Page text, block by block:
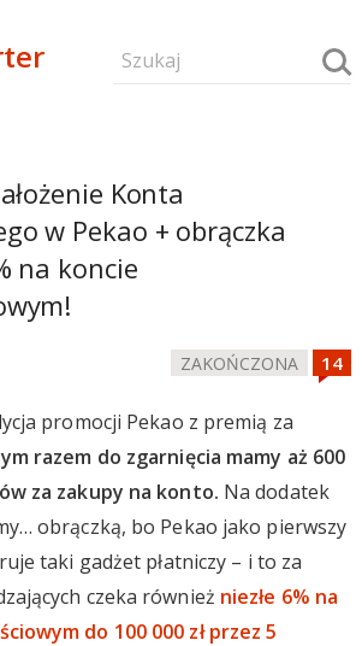
Konta
w Pekao + obrączka
na koncie
ZAKOŃCZONA
promocji Pekao z premią za
razem do zgarnięcia mamy aż 600
za zakupy na konto. Na dodatek
obrączką, bo Pekao jako pierwszy
taki gadżet płatniczy – i to za
czeka również niezłe 6% na
do 100 000 zł przez 5